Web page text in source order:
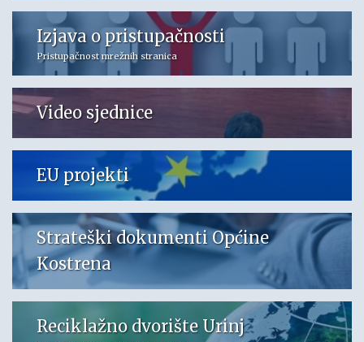
Izjava o pristupačnosti
Pristupačnost mrežnih stranica
Video sjednice
EU projekti
Strateški dokumenti Općine
Kostrena
Reciklažno dvorište Urinj